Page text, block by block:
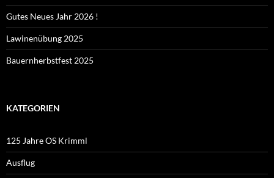
Gutes Neues Jahr 2026 !
Lawinenübung 2025
Bauernherbstfest 2025
KATEGORIEN
125 Jahre OS Krimml
Ausflug